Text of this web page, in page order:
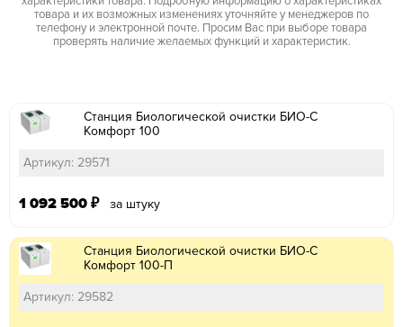
товара и их возможных изменениях уточняйте у менеджеров по
телефону и электронной почте. Просим Вас при выборе товара
проверять наличие желаемых функций и характеристик.
Станция Биологической очистки БИО-С
Комфорт 100
Артикул: 29571
1 092 500 ₽ за штуку
Станция Биологической очистки БИО-С
Комфорт 100-П
Артикул: 29582